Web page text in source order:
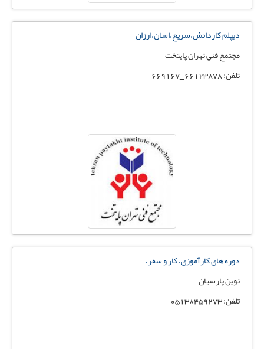
ديپلم كاردانش،سريع،اسان،ارزان
مجتمع فني تهران پايتخت
تلفن: 66123878_669167
دوره های کارآموزی، کار و سفر،
نوین پارسیان
تلفن: 05138459273